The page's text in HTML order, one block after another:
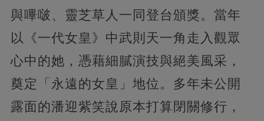
與嗶啵、靈芝草人一同登台頒獎。當年
以《一代女皇》中武則天一角走入觀眾
心中的她，憑藉細膩演技與絕美風采，
奠定「永遠的女皇」地位。多年未公開
露面的潘迎紫笑說原本打算閉關修行，